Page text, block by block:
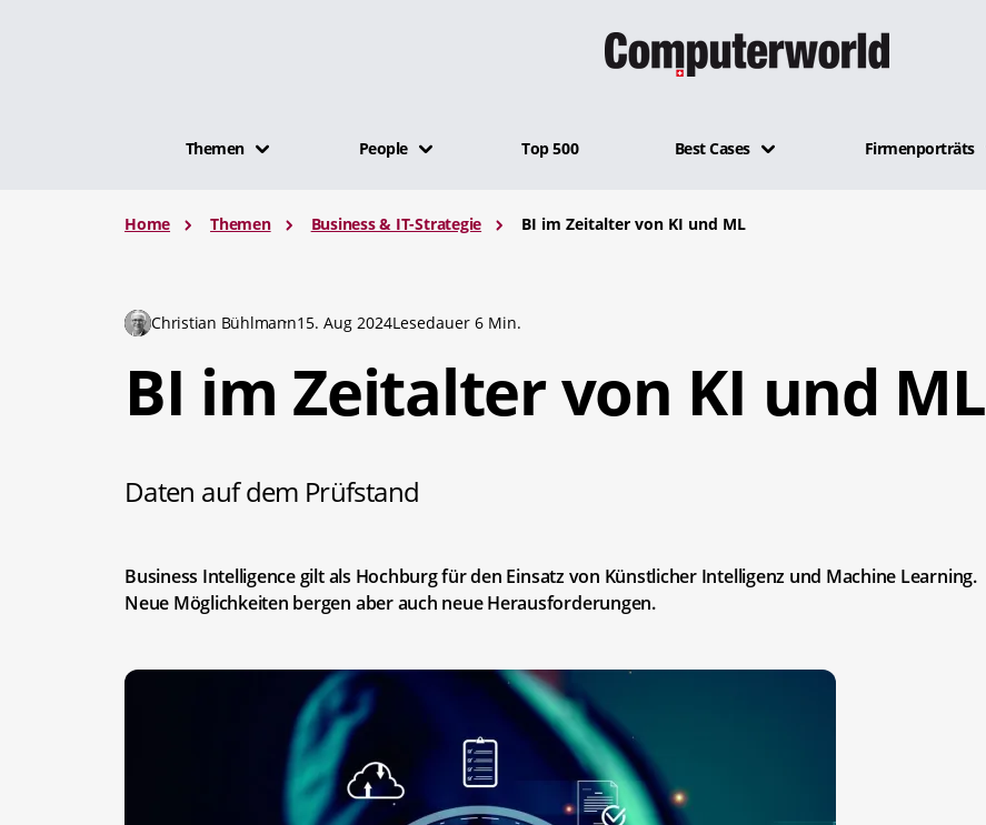
Themen People Top 500 Best Cases Firmenporträts
Home Themen Business & IT-Strategie BI im Zeitalter von KI und ML
Christian Bühlmann15. Aug 2024Lesedauer 6 Min.
BI im Zeitalter von KI und ML
Daten auf dem Prüfstand
Business Intelligence gilt als Hochburg für den Einsatz von Künstlicher Intelligenz und Machine Learning.
Neue Möglichkeiten bergen aber auch neue Herausforderungen.